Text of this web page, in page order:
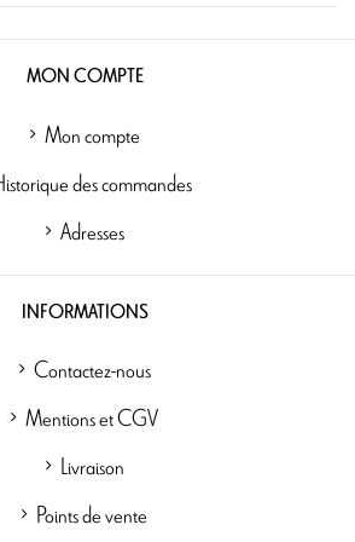
MON COMPTE
Mon compte
des commandes
Adresses
INFORMATIONS
Contactez-nous
Mentions et CGV
Livraison
Points de vente